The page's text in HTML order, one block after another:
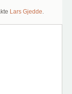
Lars Gjedde